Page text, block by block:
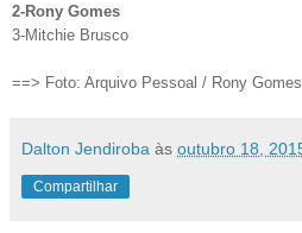
2-Rony Gomes
3-Mitchie Brusco
==> Foto: Arquivo Pessoal / Rony Gomes
Dalton Jendiroba às outubro 18,
Compartilhar